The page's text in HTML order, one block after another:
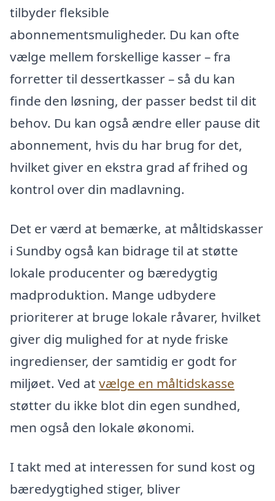
tilbyder fleksible
abonnementsmuligheder. Du kan ofte
vælge mellem forskellige kasser – fra
forretter til dessertkasser – så du kan
finde den løsning, der passer bedst til dit
behov. Du kan også ændre eller pause dit
abonnement, hvis du har brug for det,
hvilket giver en ekstra grad af frihed og
kontrol over din madlavning.
Det er værd at bemærke, at måltidskasser
i Sundby også kan bidrage til at støtte
lokale producenter og bæredygtig
madproduktion. Mange udbydere
prioriterer at bruge lokale råvarer, hvilket
giver dig mulighed for at nyde friske
ingredienser, der samtidig er godt for
miljøet. Ved at vælge en måltidskasse
støtter du ikke blot din egen sundhed,
men også den lokale økonomi.
I takt med at interessen for sund kost og
bæredygtighed stiger, bliver